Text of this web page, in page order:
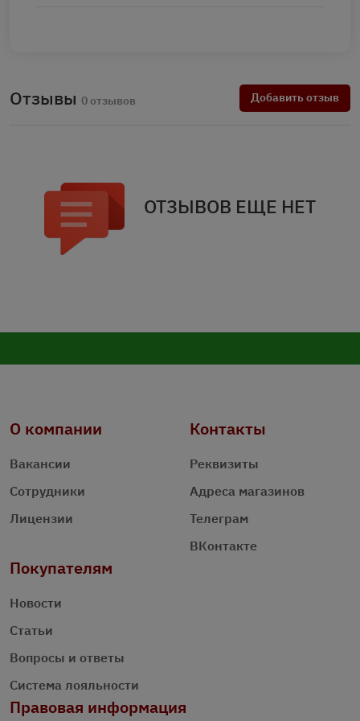
Отзывы 0 отзывов Добавить отзыв
ОТЗЫВОВ ЕЩЕ НЕТ
О компании
Вакансии
Сотрудники
Лицензии
Контакты
Реквизиты
Адреса магазинов
Телеграм
ВКонтакте
Покупателям
Новости
Статьи
Вопросы и ответы
Система лояльности
Правовая информация